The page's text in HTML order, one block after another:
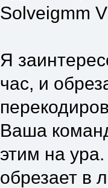
Solveigmm
Я
час, и
Ваша
этим на
обрезает в